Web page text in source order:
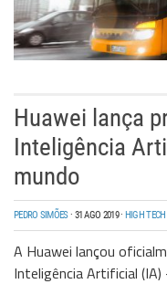
Huawei lança
Inteligência
mundo
PEDRO SIMÕES· 31 AGO 2019· HIGH TECH
A Huawei lançou
Inteligência Artificial